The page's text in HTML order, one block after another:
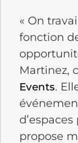
« On
fonction
Martinez,
Events.
propose